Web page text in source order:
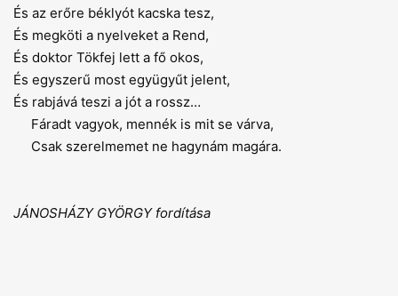
És az erőre béklyót kacska tesz,
És megköti a nyelveket a Rend,
És doktor Tökfej lett a fő okos,
És egyszerű most együgyűt jelent,
És rabjává teszi a jót a rossz…
Fáradt vagyok, mennék is mit se várva,
Csak szerelmemet ne hagynám magára.
JÁNOSHÁZY GYÖRGY fordítása